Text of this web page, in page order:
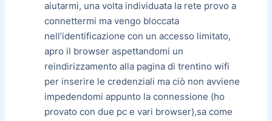
aiutarmi, una volta individuata la rete provo a
connettermi ma vengo bloccata
nell’identificazione con un accesso limitato,
apro il browser aspettandomi un
reindirizzamento alla pagina di trentino wifi
per inserire le credenziali ma ciò non avviene
impedendomi appunto la connessione (ho
provato con due pc e vari browser),sa come